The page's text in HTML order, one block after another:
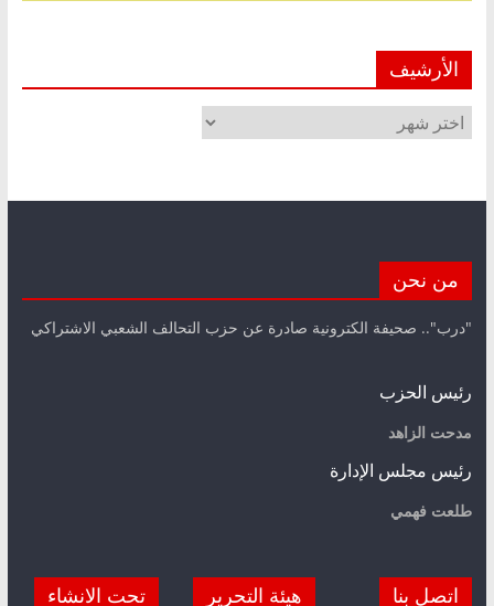
الأرشيف
الأرشيف
من نحن
"درب".. صحيفة الكترونية صادرة عن حزب التحالف الشعبي الاشتراكي
رئيس الحزب
مدحت الزاهد
رئيس مجلس الإدارة
طلعت فهمي
اتصل بنا هيئة التحرير تحت الانشاء